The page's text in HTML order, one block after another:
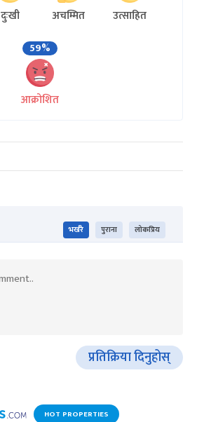
दुःखी अचम्मित
उत्साहित
59%
आक्रोशित
भर्खरै पुराना लोकप्रिय
प्रतिक्रिया दिनुहोस्
HOT PROPERTIES